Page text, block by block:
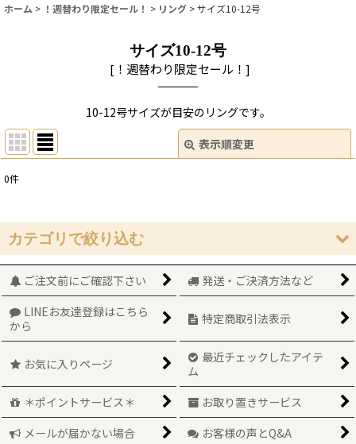
ホーム > ！週替わり限定セール！ > リング >サイズ10-12号
サイズ10-12号
[ ！週替わり限定セール！ ]
10-12号サイズが目安のリングです。
表示順変更
在庫あり
並び順:
0件
カテゴリで絞り込む
リング (全商品)
サイズ10-12号
サイズ16号以上
サイズその他
ご注文前にご確認下さい
発送・ご決済方法など
LINEお友達登録はこちら
から
特定商取引法表示
お気に入りページ
最近チェックしたアイテ
ム
＊ポイントサービス＊
お取り置きサービス
メールが届かない場合
お客様の声とQ&A